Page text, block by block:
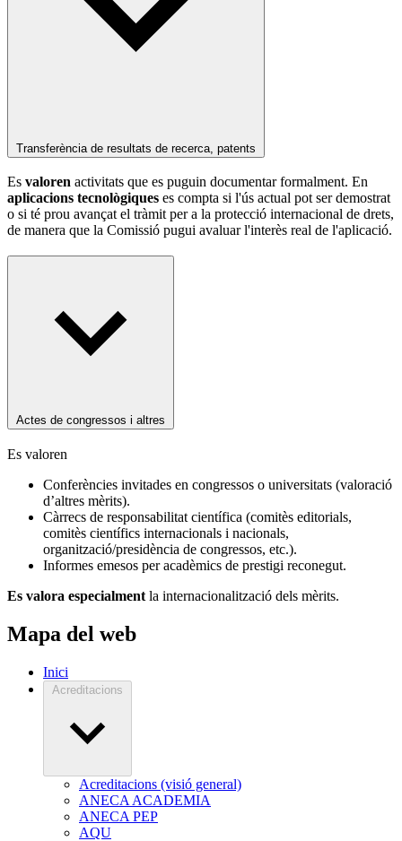
Transferència de resultats de recerca, patents
Es valoren activitats que es puguin documentar formalment. En
aplicacions tecnològiques es compta si l'ús actual pot ser demostrat
o si té prou avançat el tràmit per a la protecció internacional de drets,
de manera que la Comissió pugui avaluar l'interès real de l'aplicació.
Actes de congressos i altres
Es valoren
Conferències invitades en congressos o universitats (valoració
d’altres mèrits).
Càrrecs de responsabilitat científica (comitès editorials,
comitès científics internacionals i nacionals,
organització/presidència de congressos, etc.).
Informes emesos per acadèmics de prestigi reconegut.
Es valora especialment la internacionalització dels mèrits.
Mapa del web
Inici
Acreditacions
Acreditacions (visió general)
ANECA ACADEMIA
ANECA PEP
AQU